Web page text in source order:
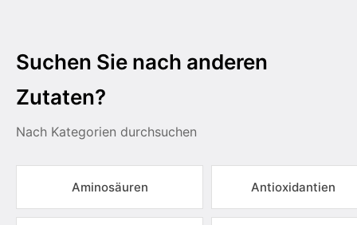
Suchen Sie nach anderen
Zutaten?
Nach Kategorien durchsuchen
Aminosäuren Antioxidantien